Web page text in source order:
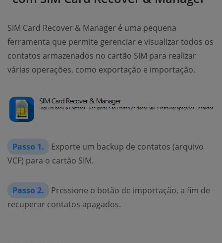
SIM Card Recover & Manager é uma pequena
ferramenta que permite gerenciar e visualizar todos os
contatos armazenados no cartão SIM para realizar
várias operações, como exportação e importação.
Passo 1.
Exporte um backup de contatos (arquivo
VCF) para o cartão SIM.
Passo 2.
Pressione o botão de importação, a fim de
recuperar contatos apagados.